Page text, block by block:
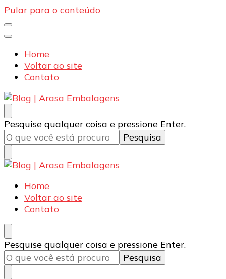
Pular para o conteúdo
Home
Voltar ao site
Contato
Blog | Arasa Embalagens
Confira conteúdos sobre embalagens para pizzas,
doces e salgados. Tudo para seu comércio com a
qualidade Arasa. Leia nossos conteúdos!
Procurando
algo?
Pesquise qualquer coisa e pressione Enter.
Blog | Arasa Embalagens
Confira conteúdos sobre embalagens para pizzas,
doces e salgados. Tudo para seu comércio com a
qualidade Arasa. Leia nossos conteúdos!
Home
Voltar ao site
Contato
Procurando
algo?
Pesquise qualquer coisa e pressione Enter.